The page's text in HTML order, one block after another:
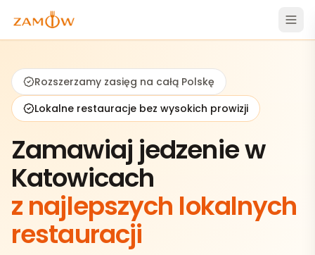
Rozszerzamy zasięg na całą Polskę
Lokalne restauracje bez wysokich prowizji
Zamawiaj jedzenie w
Katowicach
z najlepszych lokalnych
restauracji